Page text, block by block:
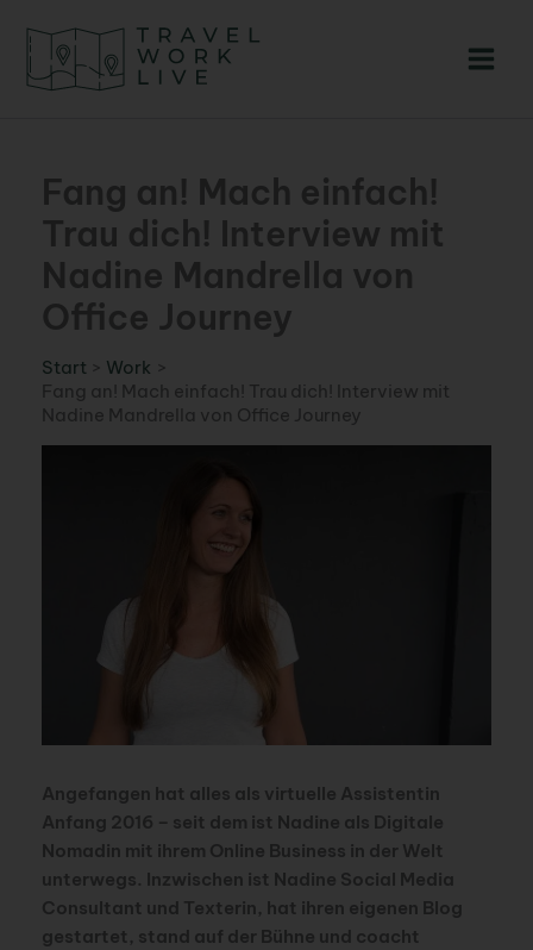
Inhalt
springen
Fang an! Mach einfach!
Trau dich! Interview mit
Nadine Mandrella von
Office Journey
Start
Work
Fang an! Mach einfach! Trau dich! Interview mit
Nadine Mandrella von Office Journey
Angefangen hat alles als virtuelle Assistentin
Anfang 2016 – seit dem ist Nadine als Digitale
Nomadin mit ihrem Online Business in der Welt
unterwegs. Inzwischen ist Nadine Social Media
Consultant und Texterin, hat ihren eigenen Blog
gestartet, stand auf der Bühne und coacht